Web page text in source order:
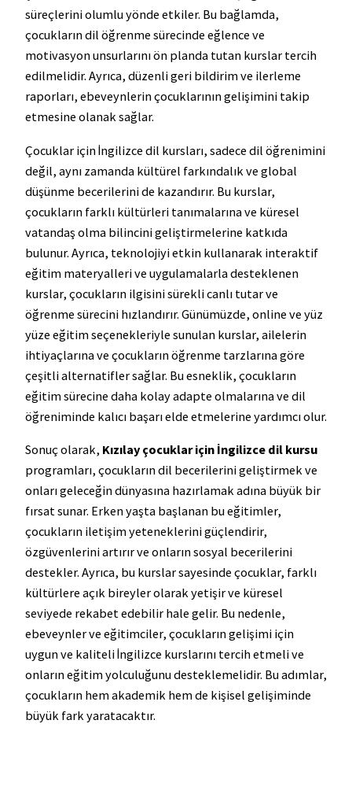
süreçlerini olumlu yönde etkiler. Bu bağlamda,
çocukların dil öğrenme sürecinde eğlence ve
motivasyon unsurlarını ön planda tutan kurslar tercih
edilmelidir. Ayrıca, düzenli geri bildirim ve ilerleme
raporları, ebeveynlerin çocuklarının gelişimini takip
etmesine olanak sağlar.
Çocuklar için İngilizce dil kursları, sadece dil öğrenimini
değil, aynı zamanda kültürel farkındalık ve global
düşünme becerilerini de kazandırır. Bu kurslar,
çocukların farklı kültürleri tanımalarına ve küresel
vatandaş olma bilincini geliştirmelerine katkıda
bulunur. Ayrıca, teknolojiyi etkin kullanarak interaktif
eğitim materyalleri ve uygulamalarla desteklenen
kurslar, çocukların ilgisini sürekli canlı tutar ve
öğrenme sürecini hızlandırır. Günümüzde, online ve yüz
yüze eğitim seçenekleriyle sunulan kurslar, ailelerin
ihtiyaçlarına ve çocukların öğrenme tarzlarına göre
çeşitli alternatifler sağlar. Bu esneklik, çocukların
eğitim sürecine daha kolay adapte olmalarına ve dil
öğreniminde kalıcı başarı elde etmelerine yardımcı olur.
Sonuç olarak, Kızılay çocuklar için İngilizce dil kursu
programları, çocukların dil becerilerini geliştirmek ve
onları geleceğin dünyasına hazırlamak adına büyük bir
fırsat sunar. Erken yaşta başlanan bu eğitimler,
çocukların iletişim yeteneklerini güçlendirir,
özgüvenlerini artırır ve onların sosyal becerilerini
destekler. Ayrıca, bu kurslar sayesinde çocuklar, farklı
kültürlere açık bireyler olarak yetişir ve küresel
seviyede rekabet edebilir hale gelir. Bu nedenle,
ebeveynler ve eğitimciler, çocukların gelişimi için
uygun ve kaliteli İngilizce kurslarını tercih etmeli ve
onların eğitim yolculuğunu desteklemelidir. Bu adımlar,
çocukların hem akademik hem de kişisel gelişiminde
büyük fark yaratacaktır.